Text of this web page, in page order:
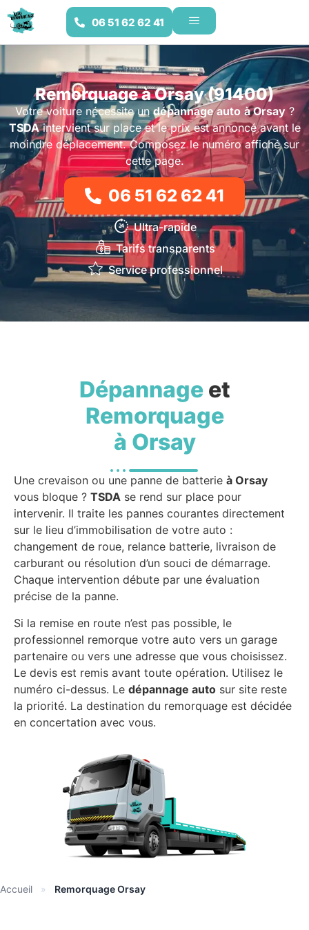
06 51 62 62 41
Remorquage à Orsay (91400)
Votre voiture nécessite undépannage auto à Orsay?
TSDAintervient sur place et le prix est annoncé avant le
moindre déplacement. Composez le numéro affiché sur
cette page.
06 51 62 62 41
Ultra-rapide
Tarifs transparents
Service professionnel
Dépannageet
Remorquage
à Orsay
Une crevaison ou une panne de batterie à Orsay
vous bloque ? TSDA se rend sur place pour
intervenir. Il traite les pannes courantes directement
sur le lieu d’immobilisation de votre auto :
changement de roue, relance batterie, livraison de
carburant ou résolution d’un souci de démarrage.
Chaque intervention débute par une évaluation
précise de la panne.
Si la remise en route n’est pas possible, le
professionnel remorque votre auto vers un garage
partenaire ou vers une adresse que vous choisissez.
Le devis est remis avant toute opération. Utilisez le
numéro ci-dessus. Le dépannage auto sur site reste
la priorité. La destination du remorquage est décidée
en concertation avec vous.
Accueil » Remorquage Orsay